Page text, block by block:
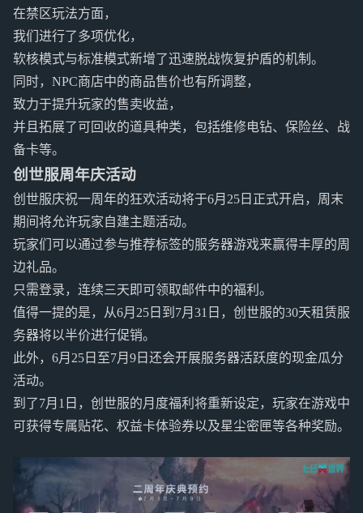
在禁区玩法方面，
我们进行了多项优化，
软核模式与标准模式新增了迅速脱战恢复护盾的机制。
同时，NPC商店中的商品售价也有所调整，
致力于提升玩家的售卖收益，
并且拓展了可回收的道具种类，包括维修电钻、保险丝、战
备卡等。
创世服周年庆活动
创世服庆祝一周年的狂欢活动将于6月25日正式开启，周末
期间将允许玩家自建主题活动。
玩家们可以通过参与推荐标签的服务器游戏来赢得丰厚的周
边礼品。
只需登录，连续三天即可领取邮件中的福利。
值得一提的是，从6月25日到7月31日，创世服的30天租赁服
务器将以半价进行促销。
此外，6月25日至7月9日还会开展服务器活跃度的现金瓜分
活动。
到了7月1日，创世服的月度福利将重新设定，玩家在游戏中
可获得专属贴花、权益卡体验券以及星尘密匣等各种奖励。